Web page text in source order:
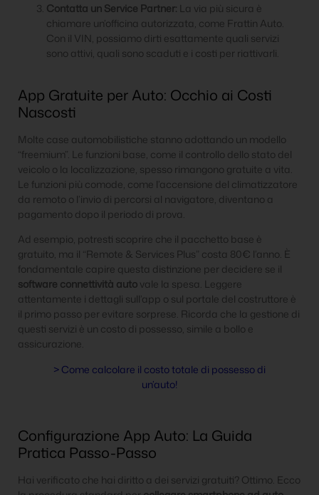
Contatta un Service Partner: La via più sicura è
chiamare un’officina autorizzata, come Frattin Auto.
Con il VIN, possiamo dirti esattamente quali servizi
sono attivi, quali sono scaduti e i costi per riattivarli.
App Gratuite per Auto: Occhio ai Costi
Nascosti
Molte case automobilistiche stanno adottando un modello
“freemium”. Le funzioni base, come il controllo dello stato del
veicolo o la localizzazione, spesso rimangono gratuite a vita.
Le funzioni più comode, come l’accensione del climatizzatore
da remoto o l’invio di percorsi al navigatore, diventano a
pagamento dopo il periodo di prova.
Ad esempio, potresti scoprire che il pacchetto base è
gratuito, ma il “Remote & Services Plus” costa 80€ l’anno. È
fondamentale capire questa distinzione per decidere se il
software connettività auto vale la spesa. Leggere
attentamente i dettagli sull’app o sul portale del costruttore è
il primo passo per evitare sorprese. Ricorda che la gestione di
questi servizi è un costo di possesso, simile a bollo e
assicurazione.
> Come calcolare il costo totale di possesso di
un’auto!
Configurazione App Auto: La Guida
Pratica Passo-Passo
Hai verificato che hai diritto a dei servizi gratuiti? Ottimo. Ecco